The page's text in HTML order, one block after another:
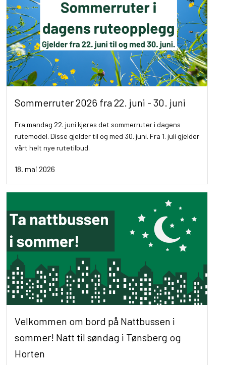
Sommerruter 2026 fra 22. juni - 30. juni
Fra mandag 22. juni kjøres det sommerruter i dagens
rutemodel. Disse gjelder til og med 30. juni. Fra 1. juli gjelder
vårt helt nye rutetilbud.
18. mai 2026
Velkommen om bord på Nattbussen i
sommer! Natt til søndag i Tønsberg og
Horten